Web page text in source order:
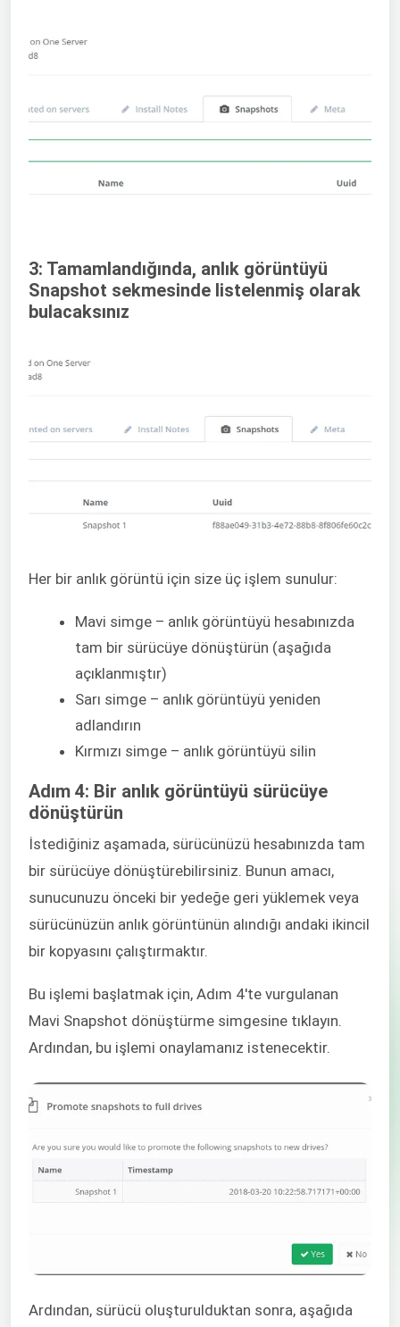
3: Tamamlandığında, anlık görüntüyü
Snapshot sekmesinde listelenmiş olarak
bulacaksınız
Her bir anlık görüntü için size üç işlem sunulur:
Mavi simge – anlık görüntüyü hesabınızda
tam bir sürücüye dönüştürün (aşağıda
açıklanmıştır)
Sarı simge – anlık görüntüyü yeniden
adlandırın
Kırmızı simge – anlık görüntüyü silin
Adım 4: Bir anlık görüntüyü sürücüye
dönüştürün
İstediğiniz aşamada, sürücünüzü hesabınızda tam
bir sürücüye dönüştürebilirsiniz. Bunun amacı,
sunucunuzu önceki bir yedeğe geri yüklemek veya
sürücünüzün anlık görüntünün alındığı andaki ikincil
bir kopyasını çalıştırmaktır.
Bu işlemi başlatmak için, Adım 4'te vurgulanan
Mavi Snapshot dönüştürme simgesine tıklayın.
Ardından, bu işlemi onaylamanız istenecektir.
Ardından, sürücü oluşturulduktan sonra, aşağıda